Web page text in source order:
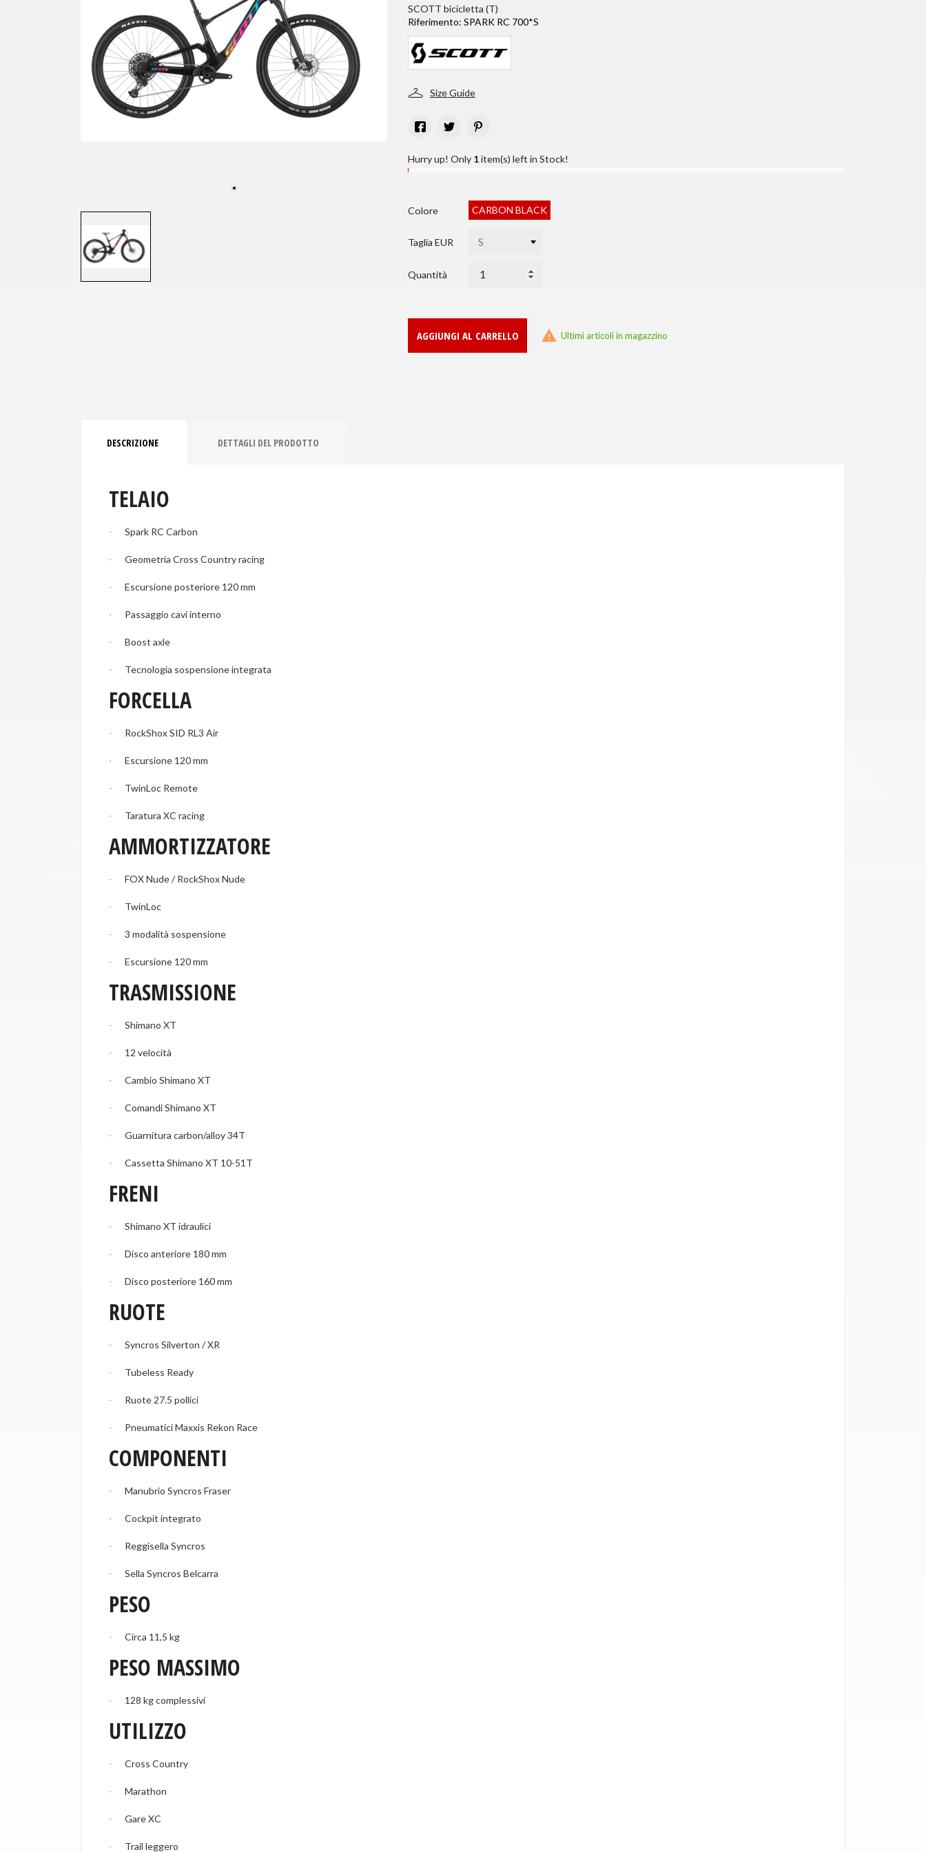
SCOTT bicicletta (T)
Riferimento: SPARK RC 700*S
Size Guide
Hurry up! Only 1item(s) left in Stock!
Colore CARBON BLACK
Taglia EUR
Quantità
AGGIUNGI AL CARRELLO  Ultimi articoli in magazzino
DESCRIZIONE DETTAGLI DEL PRODOTTO
TELAIO
· Spark RC Carbon
· Geometria Cross Country racing
· Escursione posteriore 120 mm
· Passaggio cavi interno
· Boost axle
· Tecnologia sospensione integrata
FORCELLA
· RockShox SID RL3 Air
· Escursione 120 mm
· TwinLoc Remote
· Taratura XC racing
AMMORTIZZATORE
· FOX Nude / RockShox Nude
· TwinLoc
· 3 modalità sospensione
· Escursione 120 mm
TRASMISSIONE
· Shimano XT
· 12 velocità
· Cambio Shimano XT
· Comandi Shimano XT
· Guarnitura carbon/alloy 34T
· Cassetta Shimano XT 10-51T
FRENI
· Shimano XT idraulici
· Disco anteriore 180 mm
· Disco posteriore 160 mm
RUOTE
· Syncros Silverton / XR
· Tubeless Ready
· Ruote 27.5 pollici
· Pneumatici Maxxis Rekon Race
COMPONENTI
· Manubrio Syncros Fraser
· Cockpit integrato
· Reggisella Syncros
· Sella Syncros Belcarra
PESO
· Circa 11,5 kg
PESO MASSIMO
· 128 kg complessivi
UTILIZZO
· Cross Country
· Marathon
· Gare XC
· Trail leggero